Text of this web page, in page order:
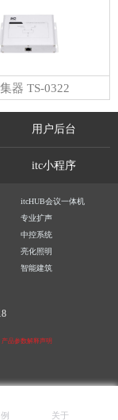
器 TS-0322
用户后台
itc小程序
itcHUB会议一体机
专业扩声
中控系统
亮化照明
智能建筑
产品参数解释声明
关于